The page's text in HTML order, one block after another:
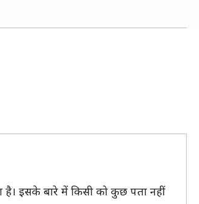
है। इसके बारे में किसी को कुछ पता नहीं